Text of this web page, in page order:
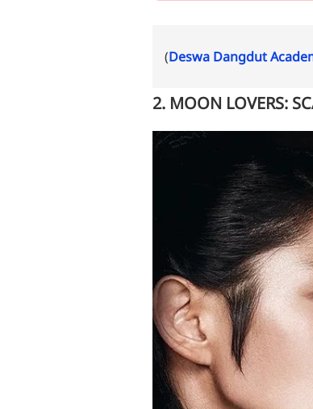
(Deswa Dangdut
2. MOON LOVERS: